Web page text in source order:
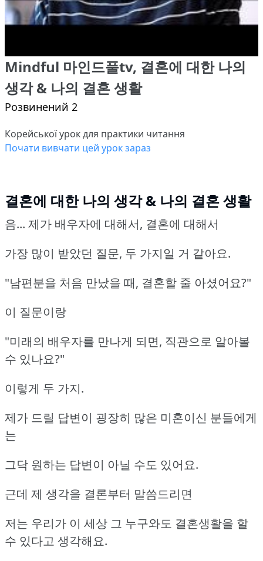
Mindful 마인드풀tv, 결혼에 대한 나의
생각 & 나의 결혼 생활
Розвинений 2
Корейської урок для практики читання
Почати вивчати цей урок зараз
결혼에 대한 나의 생각 & 나의 결혼 생활
음... 제가 배우자에 대해서, 결혼에 대해서
가장 많이 받았던 질문, 두 가지일 거 같아요.
"남편분을 처음 만났을 때, 결혼할 줄 아셨어요?"
이 질문이랑
"미래의 배우자를 만나게 되면, 직관으로 알아볼
수 있나요?"
이렇게 두 가지.
제가 드릴 답변이 굉장히 많은 미혼이신 분들에게
는
그닥 원하는 답변이 아닐 수도 있어요.
근데 제 생각을 결론부터 말씀드리면
저는 우리가 이 세상 그 누구와도 결혼생활을 할
수 있다고 생각해요.